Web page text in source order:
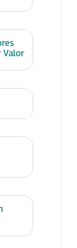
Valor